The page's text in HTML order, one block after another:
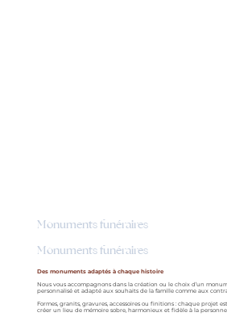
Monuments funéraires
Des monuments adaptés à chaque histoire
Nous vous accompagnons dans la création ou le choix d’un
personnalisé et adapté aux souhaits de la famille comme aux
Formes, granits, gravures, accessoires ou finitions : chaque projet
créer un lieu de mémoire sobre, harmonieux et fidèle à la
Monuments funéraires